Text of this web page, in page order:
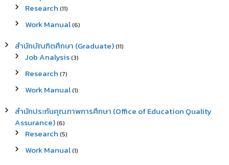
Research (11)
Work Manual(6)
สำนักบัณฑิตศึกษา (Graduate)(11)
Job Analysis(3)
Research (7)
Work Manual(1)
สำนักประกันคุณภาพการศึกษา (Office of Education Quality
Assurance)(6)
Research (5)
Work Manual(1)